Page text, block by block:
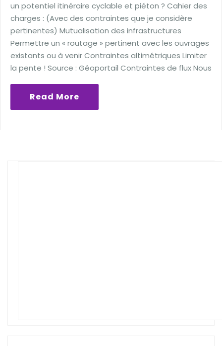
un potentiel itinéraire cyclable et piéton ? Cahier des
charges : (Avec des contraintes que je considère
pertinentes) Mutualisation des infrastructures
Permettre un « routage » pertinent avec les ouvrages
existants ou à venir Contraintes altimétriques Limiter
la pente ! Source : Géoportail Contraintes de flux Nous
Read More